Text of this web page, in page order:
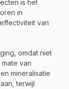
is het
in
van
omdat niet
van
mineralisatie
terwijl